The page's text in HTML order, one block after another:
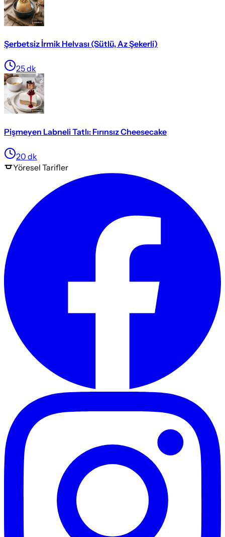
Şerbetsiz İrmik Helvası (Sütlü, Az Şekerli)
25dk
Pişmeyen Labneli Tatlı: Fırınsız Cheesecake
20 dk
Yöresel Tarifler